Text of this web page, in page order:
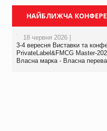
Брагина Людмила
Просування компанії на
www.trademaster.ua.
правила. Особливості.
НАЙБЛИЖЧА
18 червня 2026 |
3-4 вересня Виставки та
PrivateLabel&FMCG Master-
Власна марка - Власна